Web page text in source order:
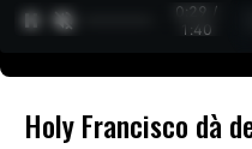
0:30 /
1:40
Holy Francisco dà